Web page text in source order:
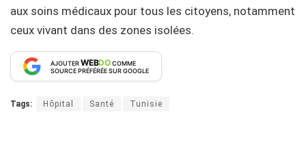
aux soins médicaux pour tous les citoyens, notamment
ceux vivant dans des zones isolées.
AJOUTERWEBDOCOMME
SOURCE PRÉFÉRÉE SUR GOOGLE
Tags: Hôpital Santé Tunisie